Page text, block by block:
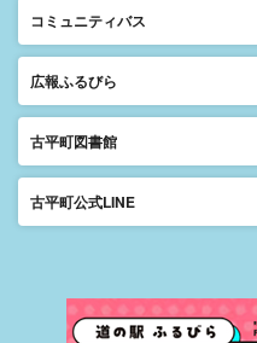
コミュニティバス
広報ふるびら
古平町図書館
古平町公式LINE